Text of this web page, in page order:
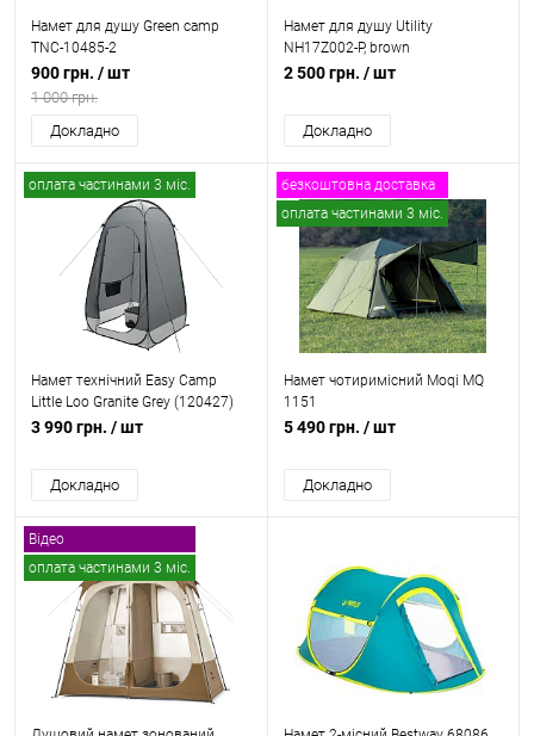
Намет для душу Green camp
TNC-10485-2
900 грн. / шт
1 000 грн.
Докладно
Намет для душу Utility
NH17Z002-P, brown
2 500 грн. / шт
Докладно
оплата частинами 3 міс.
Намет технічний Easy Camp
Little Loo Granite Grey (120427)
сірий
3 990 грн. / шт
Докладно
безкоштовна доставка
оплата частинами 3 міс.
Відео
Намет чотиримісний Moqi MQ
1151
5 490 грн. / шт
Докладно
Відео
оплата частинами 3 міс.